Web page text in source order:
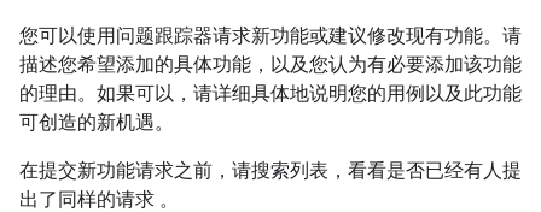
您可以使用问题跟踪器请求新功能或建议修改现有功能。请
描述您希望添加的具体功能，以及您认为有必要添加该功能
的理由。如果可以，请详细具体地说明您的用例以及此功能
可创造的新机遇。
在提交新功能请求之前，请搜索列表，看看是否已经有人提
出了同样的请求 。